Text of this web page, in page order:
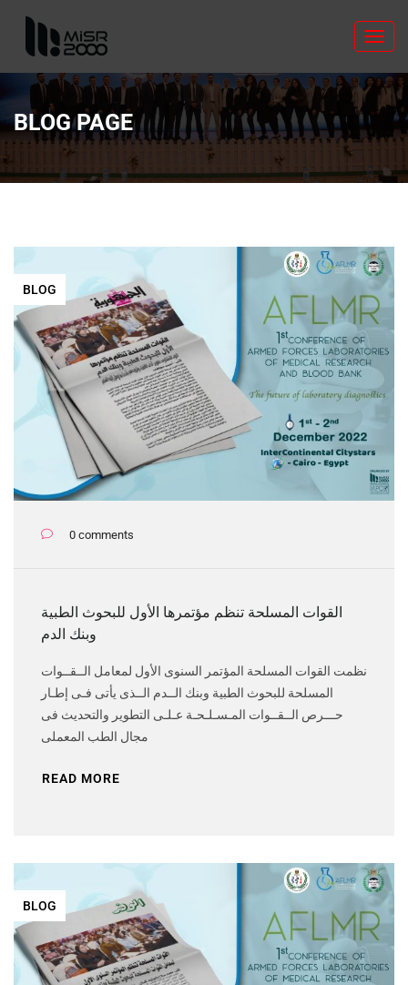
BLOG PAGE
BLOG
0 comments
القوات المسلحة تنظم مؤتمرها الأول للبحوث الطبية
وبنك الدم
نظمت القوات المسلحة المؤتمر السنوى الأول لمعامل الــقــوات
المسلحة للبحوث الطبية وبنك الــدم الــذى يأتى فـى إطـار
حـــرص الــقــوات المـسـلـحـة عـلـى التطوير والتحديث فى
مجال الطب المعملى
READ MORE
BLOG